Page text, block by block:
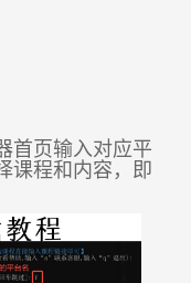
首页输入对应平
课程和内容，即